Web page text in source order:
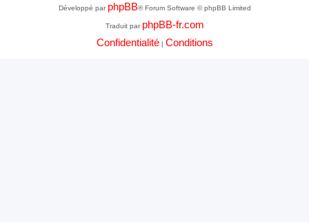
Développé par phpBB® Forum Software © phpBB Limited
Traduit par phpBB-fr.com
Confidentialité| Conditions